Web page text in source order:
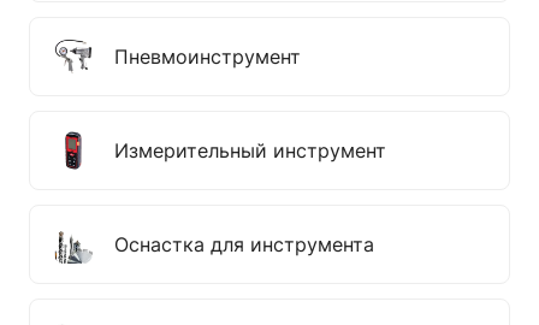
Пневмоинструмент
Измерительный инструмент
Оснастка для инструмента